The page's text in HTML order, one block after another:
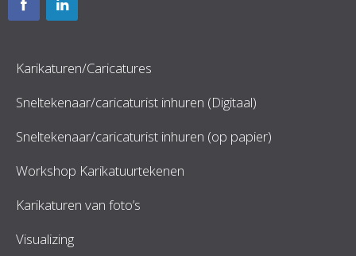
Karikaturen/Caricatures
Sneltekenaar/caricaturist inhuren (Digitaal)
Sneltekenaar/caricaturist inhuren (op papier)
Workshop Karikatuurtekenen
Karikaturen van foto’s
Visualizing